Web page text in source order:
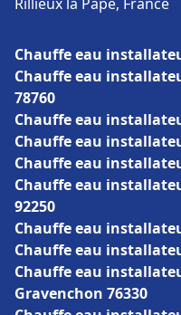
Chauffe eau
Chauffe eau
78760
Chauffe eau
Chauffe eau
Chauffe eau
Chauffe eau
92250
Chauffe eau
Chauffe eau
Chauffe eau
Gravenchon 76330